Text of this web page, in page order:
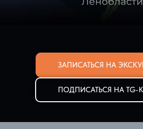
ЗАПИСАТЬСЯ НА
ПОДПИСАТЬСЯ НА TG-